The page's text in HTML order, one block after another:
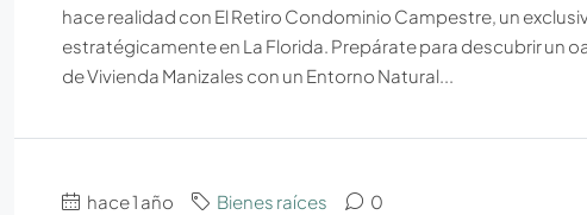
hace realidad con El Retiro Condominio Campestre, un
estratégicamente en La Florida. Prepárate para descubrir un
de Vivienda Manizales con un Entorno Natural...
hace 1 año Bienes raíces 0